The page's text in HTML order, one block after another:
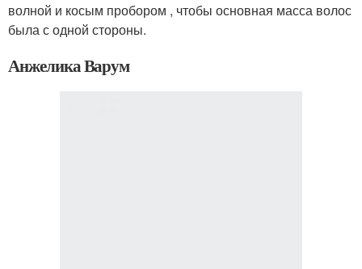
волной и косым пробором , чтобы основная масса волос
была с одной стороны.
Анжелика Варум